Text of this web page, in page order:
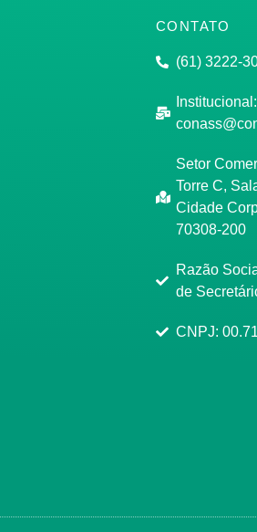
CONTATO
(61) 3222-
Institucional:
Setor
Torre C,
Cidade
70308-200
Razão
de
CNPJ: